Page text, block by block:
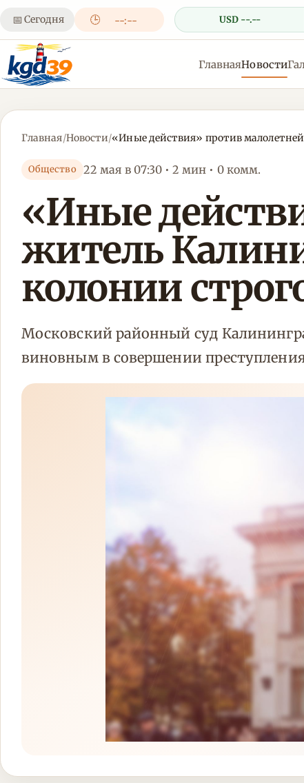
📅 Сегодня 🕒 --:-- USD --.--
ГлавнаяНовости
Главная/Новости/«Иные действия» против
Общество 22 мая в 07:30 • 2 мин • 0 комм.
«Иные
житель
колонии
Московский районный суд
виновным в совершении